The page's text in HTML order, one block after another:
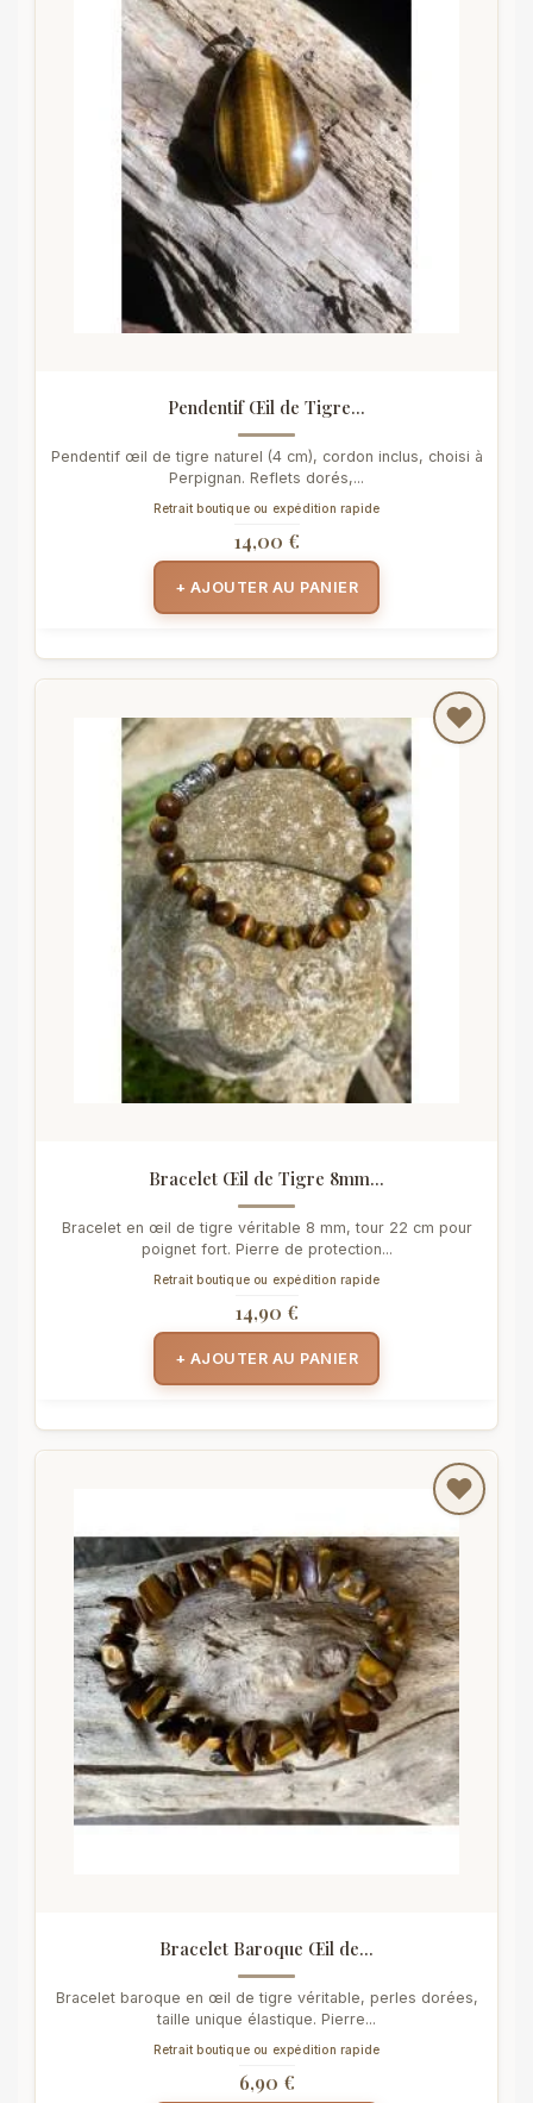
Pendentif Œil de Tigre...
Pendentif œil de tigre naturel (4 cm), cordon inclus, choisi à
Perpignan. Reflets dorés,...
Retrait boutique ou expédition rapide
14,00 €
+ AJOUTER AU PANIER
Bracelet Œil de Tigre 8mm...
Bracelet en œil de tigre véritable 8 mm, tour 22 cm pour
poignet fort. Pierre de protection...
Retrait boutique ou expédition rapide
14,90 €
+ AJOUTER AU PANIER
Bracelet Baroque Œil de...
Bracelet baroque en œil de tigre véritable, perles dorées,
taille unique élastique. Pierre...
Retrait boutique ou expédition rapide
6,90 €